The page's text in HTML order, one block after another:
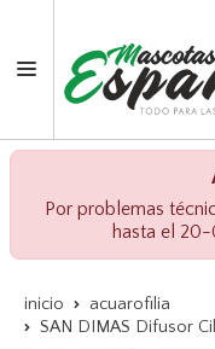
Por problemas
hasta el
inicio
acuarofilia
SAN DIMAS Difusor